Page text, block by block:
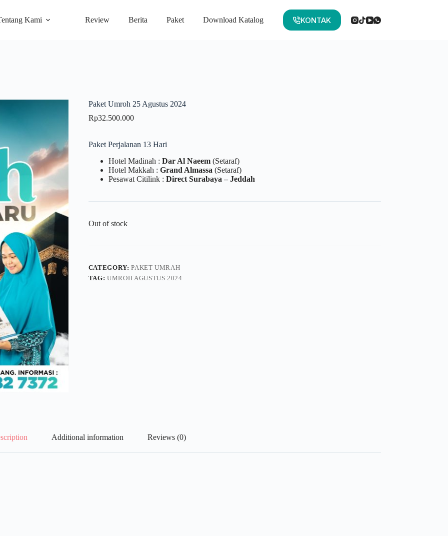
Kami Review Berita Paket Download Katalog KONTAK
Paket Umroh 25 Agustus 2024
Rp32.500.000
Paket Perjalanan 13 Hari
Hotel Madinah : Dar Al Naeem (Setaraf)
Hotel Makkah : Grand Almassa (Setaraf)
Pesawat Citilink : Direct Surabaya – Jeddah
Out of stock
CATEGORY:PAKET UMRAH
TAG:UMROH AGUSTUS 2024
Additional information Reviews (0)